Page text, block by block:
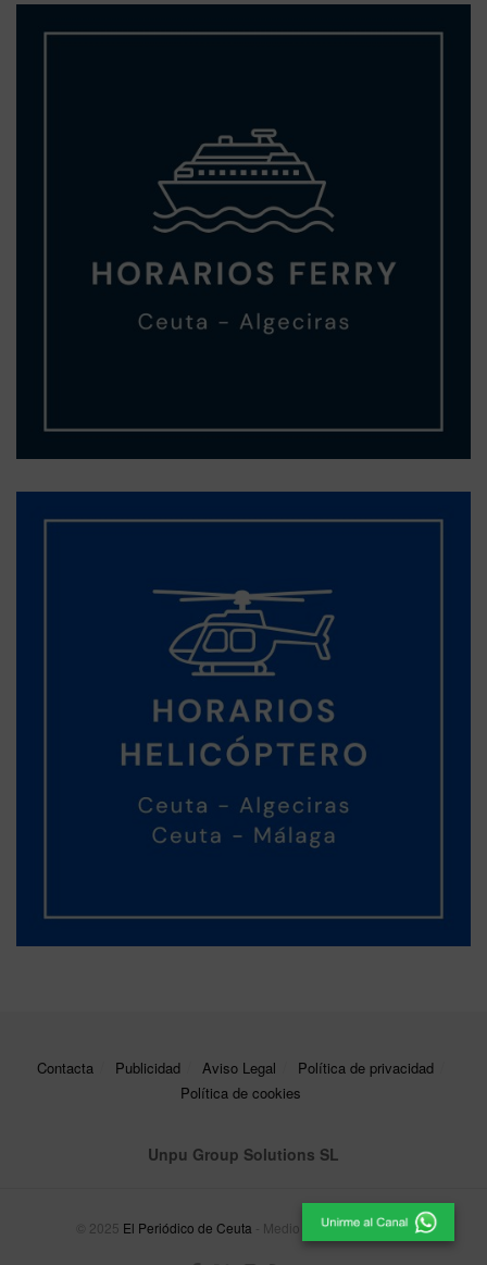
Contacta Publicidad Aviso Legal
Política de privacidad
Política de cookies
Unpu Group Solutions SL
© 2025 El Periódico de Ceuta - Medio de Comunicación